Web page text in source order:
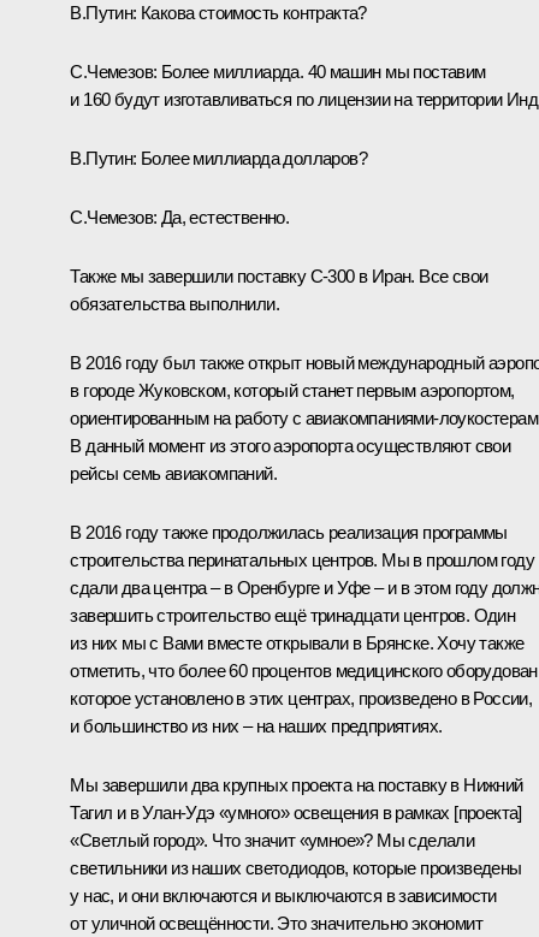
В.Путин: Какова стоимость контракта?
С.Чемезов: Более миллиарда. 40 машин мы поставим
и 160 будут изготавливаться по лицензии на территории
В.Путин: Более миллиарда долларов?
С.Чемезов: Да, естественно.
Также мы завершили поставку С‑300 в Иран. Все свои
обязательства выполнили.
В 2016 году был также открыт новый международный
в городе Жуковском, который станет первым аэропортом,
ориентированным на работу с авиакомпаниями-
В данный момент из этого аэропорта осуществляют свои
рейсы семь авиакомпаний.
В 2016 году также продолжилась реализация программы
строительства перинатальных центров. Мы в прошлом году
сдали два центра – в Оренбурге и Уфе – и в этом году
завершить строительство ещё тринадцати центров. Один
из них мы с Вами вместе открывали в Брянске. Хочу также
отметить, что более 60 процентов медицинского
которое установлено в этих центрах, произведено в России,
и большинство из них – на наших предприятиях.
Мы завершили два крупных проекта на поставку в Нижний
Тагил и в Улан‑Удэ «умного» освещения в рамках [проекта]
«Светлый город». Что значит «умное»? Мы сделали
светильники из наших светодиодов, которые произведены
у нас, и они включаются и выключаются в зависимости
от уличной освещённости. Это значительно экономит